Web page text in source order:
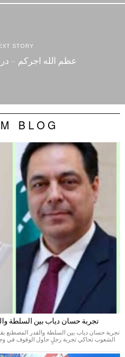
STORY
عظم الله اجركم
BLOG
تجربة حسان دياب بين السلطة
تجربة حسان دياب بين السلطة والقدر المصطنع
الشعوب تحاكي تجربة رجلٍ حاول الوقوف في وجه